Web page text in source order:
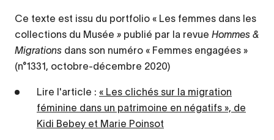
Ce texte est issu du portfolio « Les femmes dans les
collections du Musée » publié par la revue Hommes &
Migrations dans son numéro « Femmes engagées »
(n°1331, octobre-décembre 2020)
Lire l'article : « Les clichés sur la migration
féminine dans un patrimoine en négatifs », de
Kidi Bebey et Marie Poinsot